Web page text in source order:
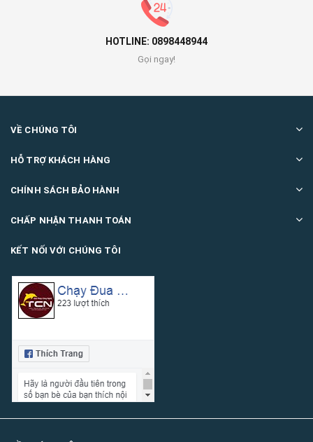
HOTLINE: 0898448944
Gọi ngay!
VỀ CHÚNG TÔI
HỖ TRỢ KHÁCH HÀNG
CHÍNH SÁCH BẢO HÀNH
CHẤP NHẬN THANH TOÁN
KẾT NỐI VỚI CHÚNG TÔI